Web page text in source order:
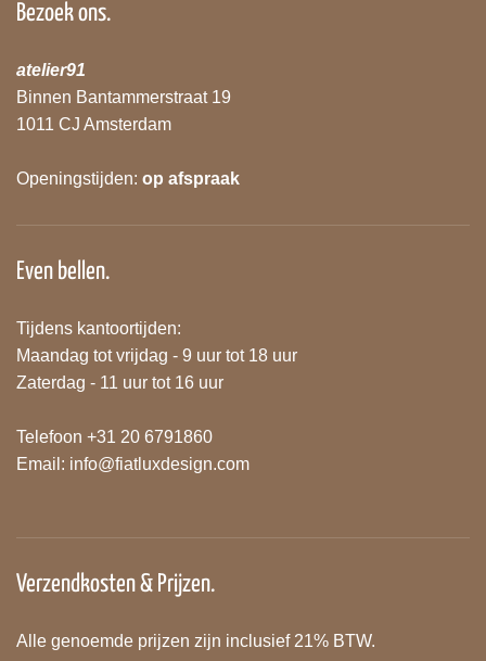
Bezoek ons.
atelier91
Binnen Bantammerstraat 19
1011 CJ Amsterdam
Openingstijden: op afspraak
Even bellen.
Tijdens kantoortijden:
Maandag tot vrijdag - 9 uur tot 18 uur
Zaterdag - 11 uur tot 16 uur
Telefoon +31 20 6791860
Email: info@fiatluxdesign.com
Verzendkosten & Prijzen.
Alle genoemde prijzen zijn inclusief 21% BTW.